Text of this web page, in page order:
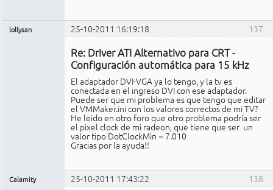
137
lollysan 25-10-2011 16:19:18
Re: Driver ATI Alternativo para CRT -
Configuración automática para 15 kHz
El adaptador DVI-VGA ya lo tengo, y la tv es
conectada en el ingreso DVI con ese adaptador.
Puede ser que mi problema es que tengo que editar
el VMMaker.ini con los valores correctos de mi TV?
He leido en otro foro que otro problema podría ser
el pixel clock de mi radeon, que tiene que ser un
valor tipo DotClockMin = 7.010
Gracias por la ayuda!!
138
Calamity 25-10-2011 17:43:22